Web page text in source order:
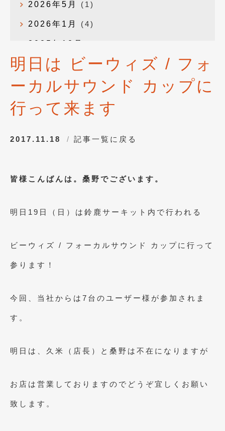
2026年5月 (1)
2026年1月 (4)
2025年12月
2025年10月 (1)
2025年8月(2)
2024年12月 (1)
2024年7月(1)
2024年4月 (1)
2023年8月(2)
2022年10月 (2)
明日は ビーウィズ / フォ
ーカルサウンド カップに
行って来ます
2017.11.18 記事一覧に戻る
皆様こんばんは。桑野でございます。
明日19日（日）は鈴鹿サーキット内で行われる
ビーウィズ / フォーカルサウンド カップに行って
参ります！
今回、当社からは7台のユーザー様が参加されま
す。
明日は、久米（店長）と桑野は不在になりますが
お店は営業しておりますのでどうぞ宜しくお願い
致します。